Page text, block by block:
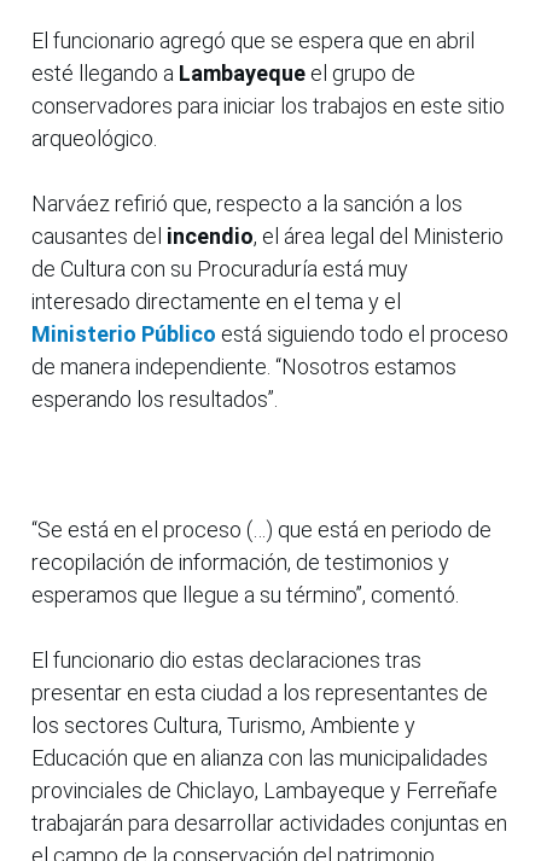
El funcionario agregó que se espera que en abril
esté llegando a Lambayeque el grupo de
conservadores para iniciar los trabajos en este sitio
arqueológico.
Narváez refirió que, respecto a la sanción a los
causantes del incendio, el área legal del Ministerio
de Cultura con su Procuraduría está muy
interesado directamente en el tema y el
Ministerio Público está siguiendo todo el proceso
de manera independiente. “Nosotros estamos
esperando los resultados”.
“Se está en el proceso (…) que está en periodo de
recopilación de información, de testimonios y
esperamos que llegue a su término”, comentó.
El funcionario dio estas declaraciones tras
presentar en esta ciudad a los representantes de
los sectores Cultura, Turismo, Ambiente y
Educación que en alianza con las municipalidades
provinciales de Chiclayo, Lambayeque y Ferreñafe
trabajarán para desarrollar actividades conjuntas en
el campo de la conservación del patrimonio